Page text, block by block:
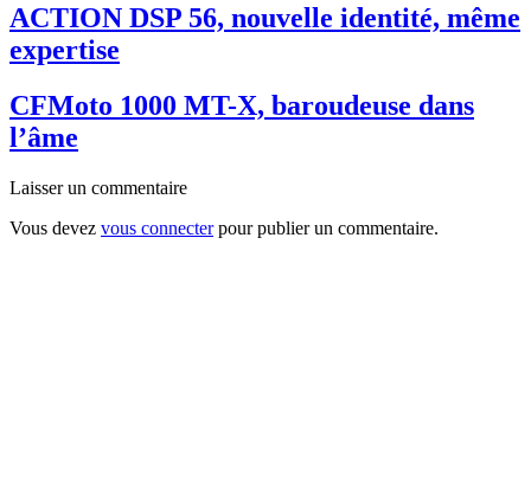
ACTION DSP 56, nouvelle identité, même
expertise
CFMoto 1000 MT-X, baroudeuse dans
l’âme
Laisser un commentaire
Vous devez vous connecterpour publier un commentaire.